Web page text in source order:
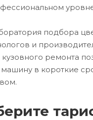
подбора
и
ремонта
в короткие